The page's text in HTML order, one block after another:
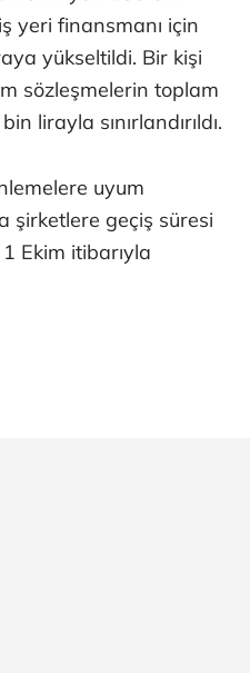
yeri finansmanı için
yükseltildi. Bir kişi
sözleşmelerin toplam
lirayla sınırlandırıldı.
uyum
şirketlere geçiş süresi
Ekim itibarıyla